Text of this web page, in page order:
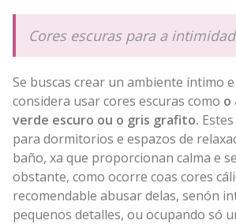
Cores escuras para a
Se buscas crear un ambiente íntimo
considera usar cores escuras como o
verde escuro ou o gris grafito.
para dormitorios e espazos de
baño, xa que proporcionan calma e
obstante, como ocorre coas cores
recomendable abusar delas, senón
pequenos detalles, ou ocupando só